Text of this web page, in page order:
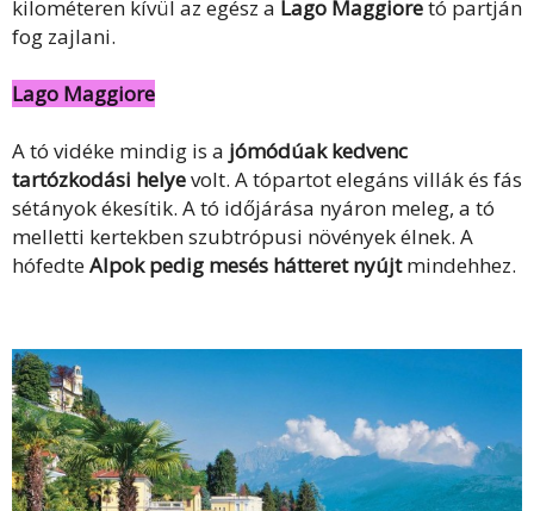
kilométeren kívül az egész a Lago Maggioretó partján
fog zajlani.
Lago Maggiore
A tó vidéke mindig is a jómódúak kedvenc
tartózkodási helyevolt. A tópartot elegáns villák és fás
sétányok ékesítik. A tó időjárása nyáron meleg, a tó
melletti kertekben szubtrópusi növények élnek. A
hófedteAlpok pedig mesés hátteret nyújtmindehhez.